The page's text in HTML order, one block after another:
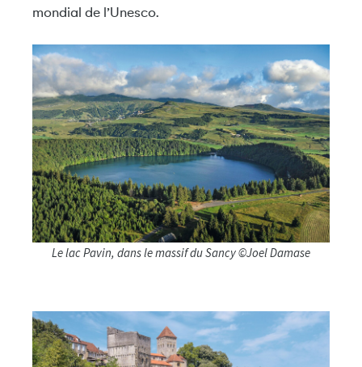
mondial de l’Unesco.
Le lac Pavin, dans le massif du Sancy ©Joel Damase